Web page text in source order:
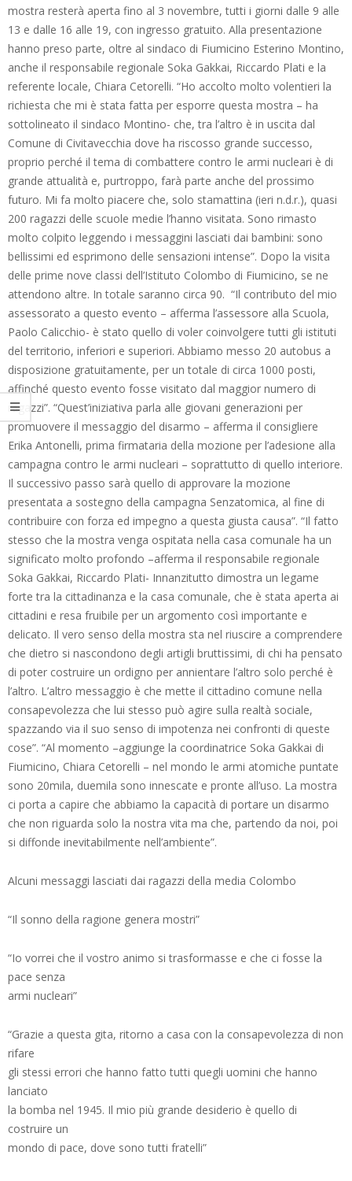
mostra resterà aperta fino al 3 novembre, tutti i giorni dalle 9 alle
13 e dalle 16 alle 19, con ingresso gratuito. Alla presentazione
hanno preso parte, oltre al sindaco di Fiumicino Esterino Montino,
anche il responsabile regionale Soka Gakkai, Riccardo Plati e la
referente locale, Chiara Cetorelli. “Ho accolto molto volentieri la
richiesta che mi è stata fatta per esporre questa mostra – ha
sottolineato il sindaco Montino- che, tra l’altro è in uscita dal
Comune di Civitavecchia dove ha riscosso grande successo,
proprio perché il tema di combattere contro le armi nucleari è di
grande attualità e, purtroppo, farà parte anche del prossimo
futuro. Mi fa molto piacere che, solo stamattina (ieri n.d.r.), quasi
200 ragazzi delle scuole medie l’hanno visitata. Sono rimasto
molto colpito leggendo i messaggini lasciati dai bambini: sono
bellissimi ed esprimono delle sensazioni intense”. Dopo la visita
delle prime nove classi dell’Istituto Colombo di Fiumicino, se ne
attendono altre. In totale saranno circa 90. “Il contributo del mio
assessorato a questo evento – afferma l’assessore alla Scuola,
Paolo Calicchio- è stato quello di voler coinvolgere tutti gli istituti
del territorio, inferiori e superiori. Abbiamo messo 20 autobus a
disposizione gratuitamente, per un totale di circa 1000 posti,
affinché questo evento fosse visitato dal maggior numero di
ragazzi”. “Quest’iniziativa parla alle giovani generazioni per
promuovere il messaggio del disarmo – afferma il consigliere
Erika Antonelli, prima firmataria della mozione per l’adesione alla
campagna contro le armi nucleari – soprattutto di quello interiore.
Il successivo passo sarà quello di approvare la mozione
presentata a sostegno della campagna Senzatomica, al fine di
contribuire con forza ed impegno a questa giusta causa”. “Il fatto
stesso che la mostra venga ospitata nella casa comunale ha un
significato molto profondo –afferma il responsabile regionale
Soka Gakkai, Riccardo Plati- Innanzitutto dimostra un legame
forte tra la cittadinanza e la casa comunale, che è stata aperta ai
cittadini e resa fruibile per un argomento così importante e
delicato. Il vero senso della mostra sta nel riuscire a comprendere
che dietro si nascondono degli artigli bruttissimi, di chi ha pensato
di poter costruire un ordigno per annientare l’altro solo perché è
l’altro. L’altro messaggio è che mette il cittadino comune nella
consapevolezza che lui stesso può agire sulla realtà sociale,
spazzando via il suo senso di impotenza nei confronti di queste
cose”. “Al momento –aggiunge la coordinatrice Soka Gakkai di
Fiumicino, Chiara Cetorelli – nel mondo le armi atomiche puntate
sono 20mila, duemila sono innescate e pronte all’uso. La mostra
ci porta a capire che abbiamo la capacità di portare un disarmo
che non riguarda solo la nostra vita ma che, partendo da noi, poi
si diffonde inevitabilmente nell’ambiente”.
Alcuni messaggi lasciati dai ragazzi della media Colombo
“Il sonno della ragione genera mostri”
“Io vorrei che il vostro animo si trasformasse e che ci fosse la
pace senza
armi nucleari”
“Grazie a questa gita, ritorno a casa con la consapevolezza di non
rifare
gli stessi errori che hanno fatto tutti quegli uomini che hanno
lanciato
la bomba nel 1945. Il mio più grande desiderio è quello di
costruire un
mondo di pace, dove sono tutti fratelli”